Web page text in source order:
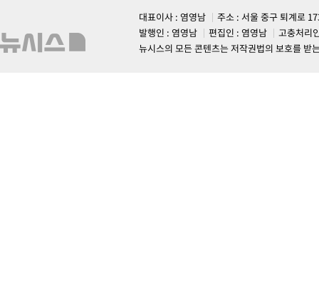
대표이사 : 염영남
주소 : 서울 중구 퇴계로
발행인 : 염영남
편집인 : 염영남
고충처리
뉴시스의 모든 콘텐츠는 저작권법의 보호를